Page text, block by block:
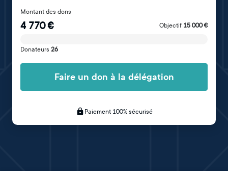
Montant des dons
4 770€ Objectif 15 000€
Donateurs 26
Faire un don à la délégation
Paiement 100% sécurisé